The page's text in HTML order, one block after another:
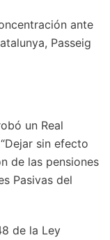
ante
Passeig
un Real
sin efecto
de las pensiones
Pasivas del
de la Ley